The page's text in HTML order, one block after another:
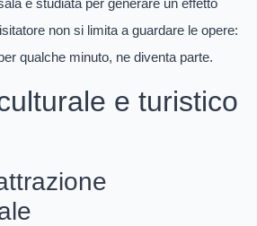
è studiata per generare un effetto
non si limita a guardare le opere:
qualche minuto, ne diventa parte.
e turistico